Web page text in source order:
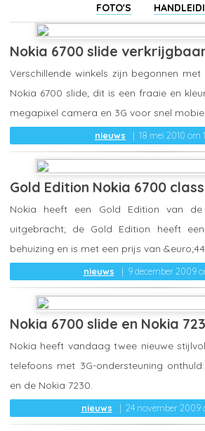
FOTO'S
Nokia 6700 slide
nieuws 18 mei 2010 om
Verschillende winkels zijn begonnen
Nokia 6700 slide; dit is een fraaie en
megapixel camera en 3G voor snel
Gold Edition Nokia 6700
nieuws 9 december 2009
Nokia heeft een Gold Edition van
uitgebracht; de Gold Edition heeft
behuizing en is met een prijs van
Nokia 6700 slide en Nokia
nieuws 24 november 2009
Nokia heeft vandaag twee nieuwe
telefoons met 3G-ondersteuning
en de Nokia 7230.